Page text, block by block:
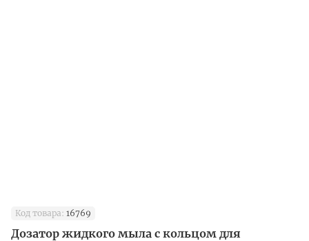
Код товара: 16769
Дозатор жидкого мыла с кольцом для